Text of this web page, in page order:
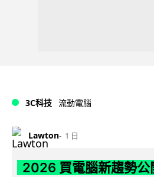
3C科技 流動電腦
Lawton 1 日
2026 買電腦新趨勢公